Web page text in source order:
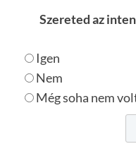
Szereted az
Igen
Nem
Még soha nem